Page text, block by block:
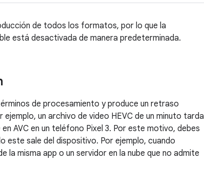
de todos los formatos, por lo que la
está desactivada de manera predeterminada.
de procesamiento y produce un retraso
un archivo de video HEVC de un minuto tarda
AVC en un teléfono Pixel 3. Por este motivo, debes
este sale del dispositivo. Por ejemplo, cuando
misma app o un servidor en la nube que no admite